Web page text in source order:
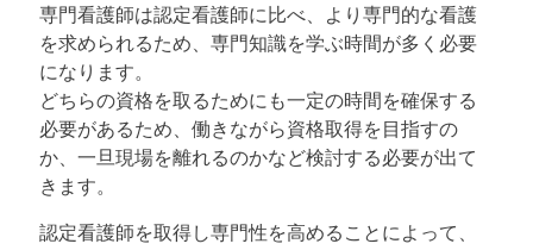
専門看護師は認定看護師に比べ、より専門的な看護
を求められるため、専門知識を学ぶ時間が多く必要
になります。
どちらの資格を取るためにも一定の時間を確保する
必要があるため、働きながら資格取得を目指すの
か、一旦現場を離れるのかなど検討する必要が出て
きます。
認定看護師を取得し専門性を高めることによって、